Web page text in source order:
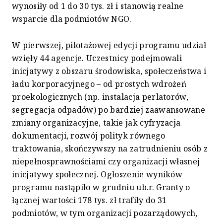
wynosiły od 1 do 30 tys. zł i stanowią realne
wsparcie dla podmiotów NGO.
W pierwszej, pilotażowej edycji programu udział
wzięły 44 agencje. Uczestnicy podejmowali
inicjatywy z obszaru środowiska, społeczeństwa i
ładu korporacyjnego – od prostych wdrożeń
proekologicznych (np. instalacja perlatorów,
segregacja odpadów) po bardziej zaawansowane
zmiany organizacyjne, takie jak cyfryzacja
dokumentacji, rozwój polityk równego
traktowania, skończywszy na zatrudnieniu osób z
niepełnosprawnościami czy organizacji własnej
inicjatywy społecznej. Ogłoszenie wyników
programu nastąpiło w grudniu ub.r. Granty o
łącznej wartości 178 tys. zł trafiły do 31
podmiotów, w tym organizacji pozarządowych,